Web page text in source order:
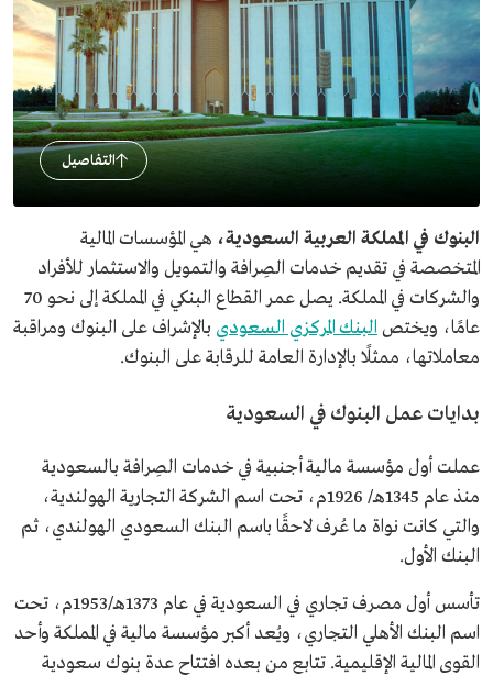
التفاصيل
البنوك في المملكة العربية السعودية، هي المؤسسات المالية
المتخصصة في تقديم خدمات الصِرافة والتمويل والاستثمار للأفراد
والشركات في المملكة. يصل عمر القطاع البنكي في المملكة إلى نحو 70
عامًا، ويختص البنك المركزي السعودي بالإشراف على البنوك ومراقبة
معاملاتها، ممثلًا بالإدارة العامة للرقابة على البنوك.
بدايات عمل البنوك في السعودية
عملت أول مؤسسة مالية أجنبية في خدمات الصِرافة بالسعودية
منذ عام 1345هـ/ 1926م، تحت اسم الشركة التجارية الهولندية،
والتي كانت نواة ما عُرف لاحقًا باسم البنك السعودي الهولندي، ثم
البنك الأول.
تأسس أول مصرف تجاري في السعودية في عام 1373هـ/1953م، تحت
اسم البنك الأهلي التجاري، ويُعد أكبر مؤسسة مالية في المملكة وأحد
القوى المالية الإقليمية. تتابع من بعده افتتاح عدة بنوك سعودية